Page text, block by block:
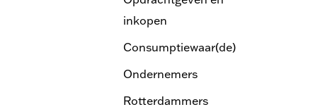
inkopen
Consumptiewaar(de)
Ondernemers
Rotterdammers